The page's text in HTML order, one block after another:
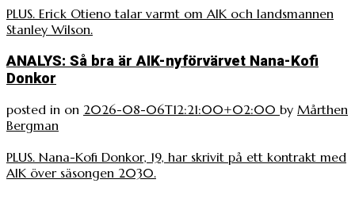
PLUS. Erick Otieno talar varmt om AIK och landsmannen
Stanley Wilson.
ANALYS: Så bra är AIK-nyförvärvet Nana-Kofi
Donkor
posted in on 2026-08-06T12:21:00+02:00 by Mårthen
Bergman
PLUS. Nana-Kofi Donkor, 19, har skrivit på ett kontrakt med
AIK över säsongen 2030.